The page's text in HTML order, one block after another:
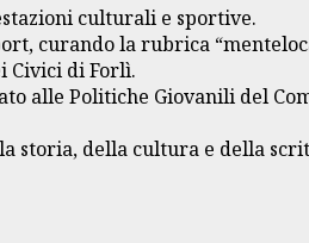
culturali e sportive.
curando la rubrica
Civici di Forlì.
alle Politiche Giovanili del
storia, della cultura e della